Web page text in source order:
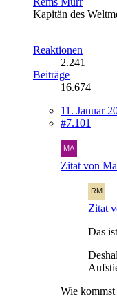
Kapitän des
Reaktionen
2.241
Beiträge
16.674
11. Januar
#7.101
Zitat von
Zitat
Das
Wie